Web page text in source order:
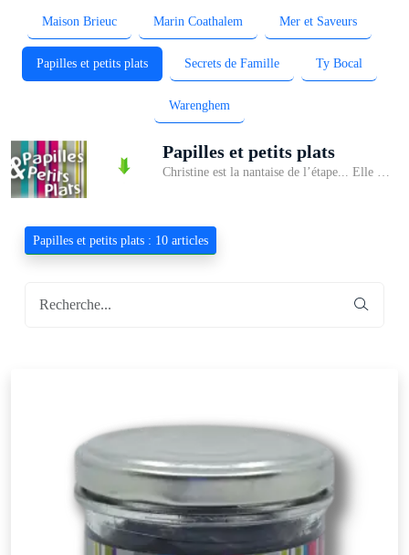
Maison Brieuc Marin Coathalem Mer et Saveurs
Papilles et petits plats Secrets de Famille Ty Bocal
Warenghem
Papilles et petits plats
Christine est la nantaise de l’étape... Elle vous propose de délicieuses terrines à savourer à l’apéritif ou en entrée, mais aussi des chutneys et des tartinables de légumes.
Papilles et petits plats : 10 articles